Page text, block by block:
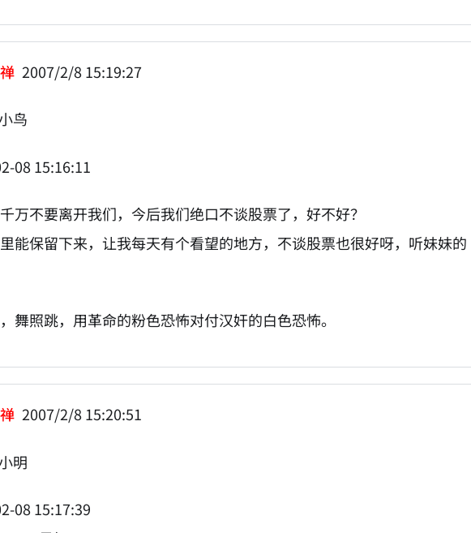
2007/2/8 15:19:27
鸟
08 15:16:11
万不要离开我们，今后我们绝口不谈股票了，好不好？
能保留下来，让我每天有个看望的地方，不谈股票也很好呀，听妹妹的
舞照跳，用革命的粉色恐怖对付汉奸的白色恐怖。
2007/2/8 15:20:51
明
08 15:17:39